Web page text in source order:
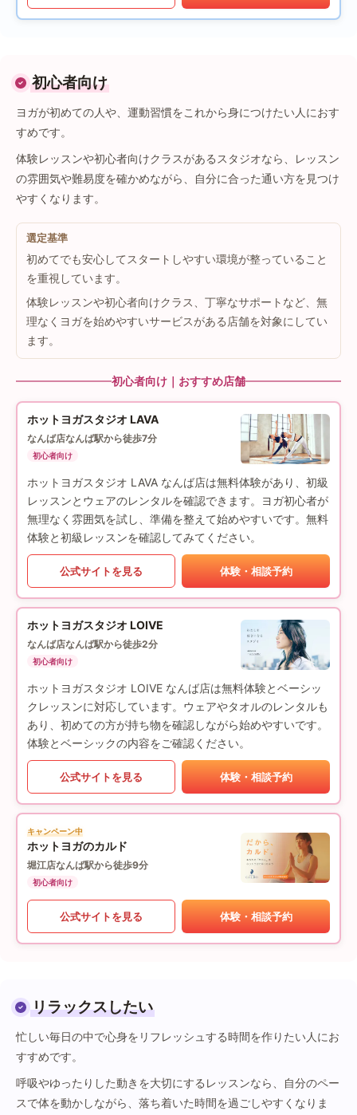
初心者向け
ヨガが初めての人や、運動習慣をこれから身につけたい人におす
すめです。
体験レッスンや初心者向けクラスがあるスタジオなら、レッスン
の雰囲気や難易度を確かめながら、自分に合った通い方を見つけ
やすくなります。
選定基準
初めてでも安心してスタートしやすい環境が整っていること
を重視しています。
体験レッスンや初心者向けクラス、丁寧なサポートなど、無
理なくヨガを始めやすいサービスがある店舗を対象にしてい
ます。
初心者向け｜おすすめ店舗
ホットヨガスタジオ LAVA
なんば店なんば駅から徒歩7分
初心者向け
ホットヨガスタジオ LAVA なんば店は無料体験があり、初級
レッスンとウェアのレンタルを確認できます。ヨガ初心者が
無理なく雰囲気を試し、準備を整えて始めやすいです。無料
体験と初級レッスンを確認してみてください。
公式サイトを見る 体験・相談予約
ホットヨガスタジオ LOIVE
なんば店なんば駅から徒歩2分
初心者向け
ホットヨガスタジオ LOIVE なんば店は無料体験とベーシッ
クレッスンに対応しています。ウェアやタオルのレンタルも
あり、初めての方が持ち物を確認しながら始めやすいです。
体験とベーシックの内容をご確認ください。
公式サイトを見る 体験・相談予約
キャンペーン中
ホットヨガのカルド
堀江店なんば駅から徒歩9分
初心者向け
公式サイトを見る 体験・相談予約
リラックスしたい
忙しい毎日の中で心身をリフレッシュする時間を作りたい人にお
すすめです。
呼吸やゆったりした動きを大切にするレッスンなら、自分のペー
スで体を動かしながら、落ち着いた時間を過ごしやすくなりま